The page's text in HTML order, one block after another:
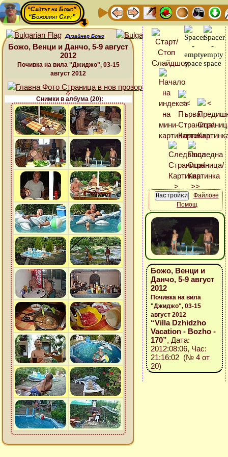
“Сайтът на Божо”
“Божовият Сайт”
Дизайнер Божо
Божо, Венци и Данчо, 5-9 август
2012
Почивка на вила "Джиджо", 03-15
август 2012
Снимки в албума (20):
Файлове
Помощ
Божо, Венци и
Данчо, 5-9 август
2012
Почивка на вила
"Джиджо", 03-15
август 2012
“Villa Dzhidzho
Vacation - Bozho -
170”, Дата:
2012:08:06, Час:
21:16:02 (№ 4 от
20)